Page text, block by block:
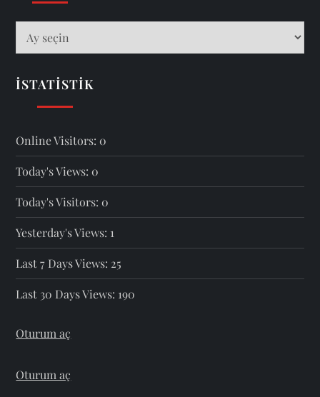
İSTATISTIK
Online Visitors: 0
Today's Views: 0
Today's Visitors: 0
Yesterday's Views: 1
Last 7 Days Views: 25
Last 30 Days Views: 190
Oturum aç
Oturum aç